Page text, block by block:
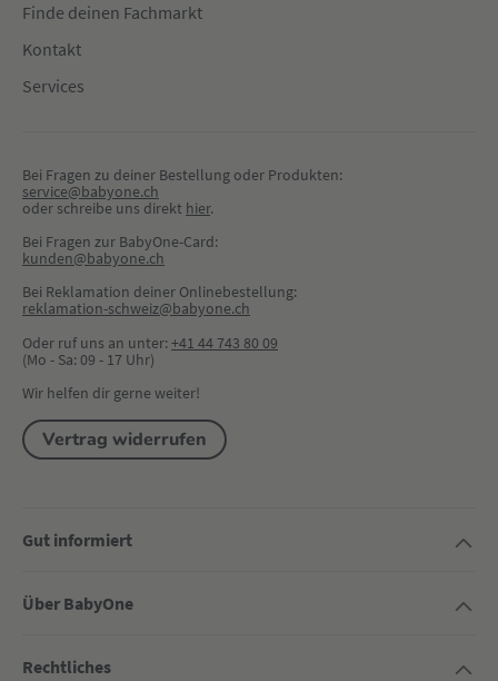
Finde deinen Fachmarkt
Kontakt
Services
Bei Fragen zu deiner Bestellung oder Produkten:
service@babyone.ch
oder schreibe uns direkt hier.
Bei Fragen zur BabyOne-Card:
kunden@babyone.ch
Bei Reklamation deiner Onlinebestellung:
reklamation-schweiz@babyone.ch
Oder ruf uns an unter:+41 44 743 80 09
(Mo - Sa: 09 - 17 Uhr)
Wir helfen dir gerne weiter!
Vertrag widerrufen
Gut informiert
Über BabyOne
Rechtliches